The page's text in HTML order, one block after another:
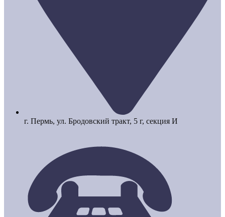
г. Пермь, ул. Бродовский тракт, 5 г, секция И